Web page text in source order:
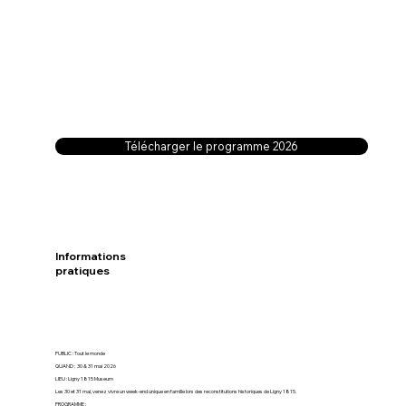
Télécharger le programme 2026
Informations
pratiques
PUBLIC : Tout le monde
QUAND : 30 & 31 mai 2026
LIEU : Ligny 1815 Museum
Les 30 et 31 mai, venez vivre un week-end unique en famille lors des reconstitutions historiques de Ligny 1815.
PROGRAMME :